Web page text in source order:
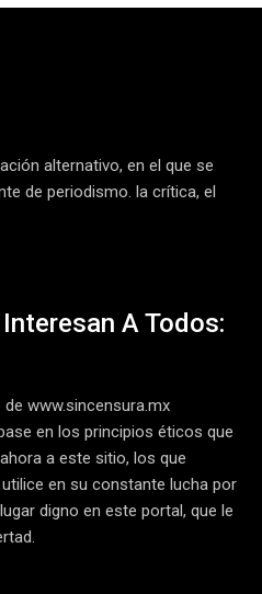
alternativo, en el que se
de periodismo. la crítica, el
A Todos:
de www.sincensura.mx
en los principios éticos que
a este sitio, los que
en su constante lucha por
digno en este portal, que le